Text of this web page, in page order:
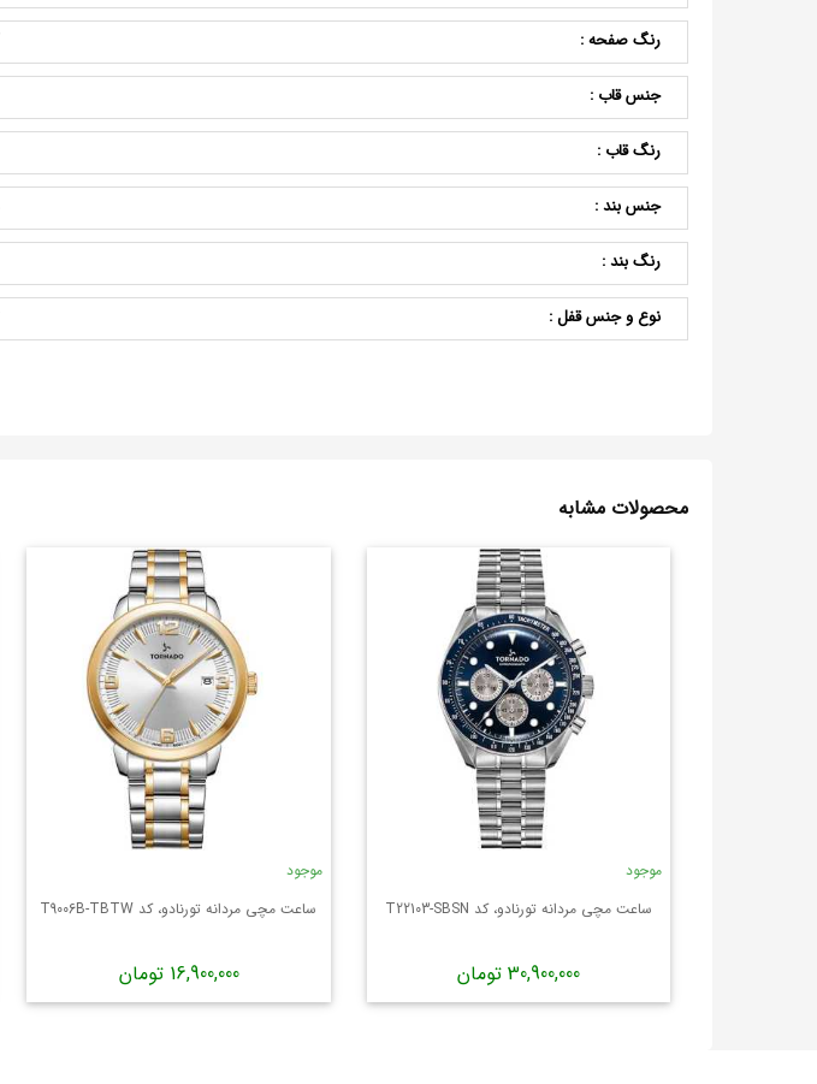
رنگ صفحه :
جنس قاب :
رنگ قاب :
جنس بند :
رنگ بند :
نوع و جنس قفل :
محصولات مشابه
موجود
ساعت مچی مردانه تورنادو، کد T22103-SBSN
30,900,000 تومان
موجود
ساعت مچی مردانه تورنادو، کد T9006B-TBTW
16,900,000 تومان